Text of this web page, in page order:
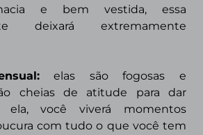
e bem vestida, essa
deixará extremamente
elas são fogosas e
cheias de atitude para dar
ela, você viverá momentos
com tudo o que você tem